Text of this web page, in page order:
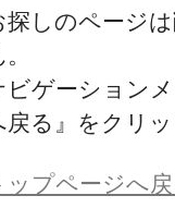
探しのページ
ビゲーション
戻る』をクリ
ップページへ